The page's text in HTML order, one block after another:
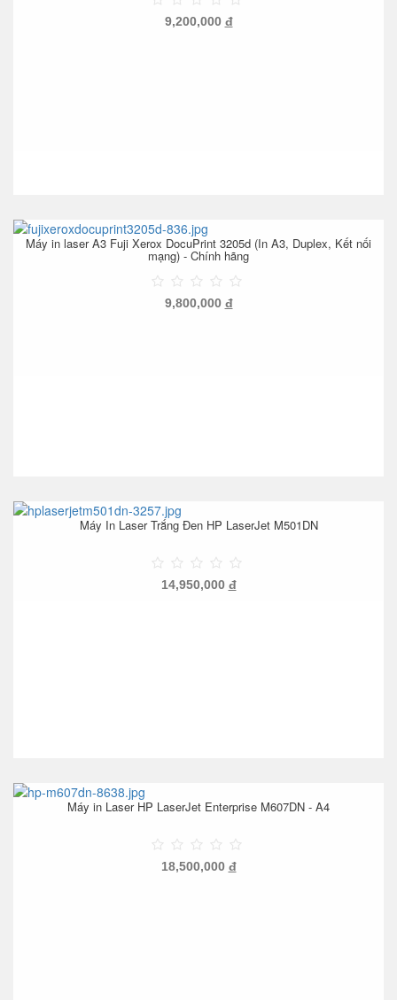
9,200,000 đ
Máy in laser A3 Fuji Xerox DocuPrint 3205d (In A3, Duplex, Kết nối
mạng) - Chính hãng
9,800,000 đ
Máy In Laser Trắng Đen HP LaserJet M501DN
14,950,000 đ
Máy in Laser HP LaserJet Enterprise M607DN - A4
18,500,000 đ